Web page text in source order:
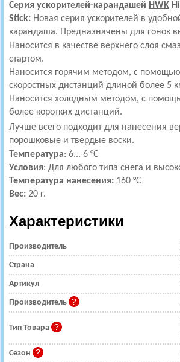
Серия ускорителей-карандашей HWK
Stick: Новая серия ускорителей в
карандаша. Предназначены для гонок
Наносится в качестве верхнего слоя
стартом.
Наносится горячим методом, с
скоростных дистанций длиной более 5
Наносится холодным методом, с
более коротких дистанций.
Лучше всего подходит для нанесения
порошковые и твердые воски.
Температура: 6...-6 °С
Условия: Для любого типа снега и
Температура нанесения: 160 °С
Вес: 20 г.
Характеристики
Производитель
Страна
Артикул
Производитель
Тип Товара
Сезон